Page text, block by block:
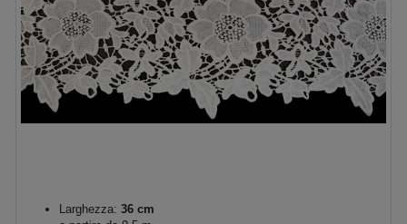
Larghezza: 36 cm